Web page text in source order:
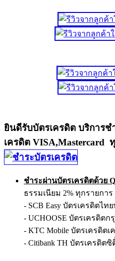
ยินดีรับบัตรเครดิต บริการช
เครดิต VISA,Mastercard
ชำระผ่านบัตรเครดิตด้วย
ธรรมเนียม 2% ทุกรายการ
- SCB Easy บัตรเครดิตไ
- UCHOOSE บัตรเครดิตก
- KTC Mobile บัตรเครดิตเ
- Citibank TH บัตรเครดิตซิ